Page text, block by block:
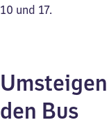
10 und 17.
den Bus